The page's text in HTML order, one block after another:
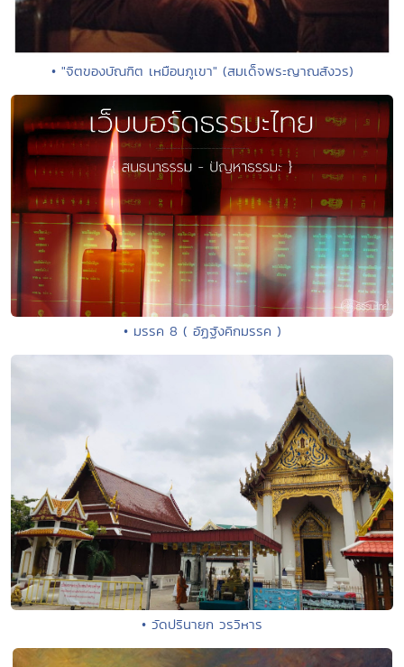
• "จิตของบัณฑิต เหมือนภูเขา" (สมเด็จพระญาณสังวร)
• มรรค 8 ( อัฏฐังคิกมรรค )
• วัดปรินายก วรวิหาร